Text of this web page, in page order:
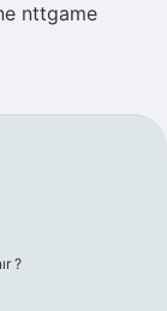
nttgame
?